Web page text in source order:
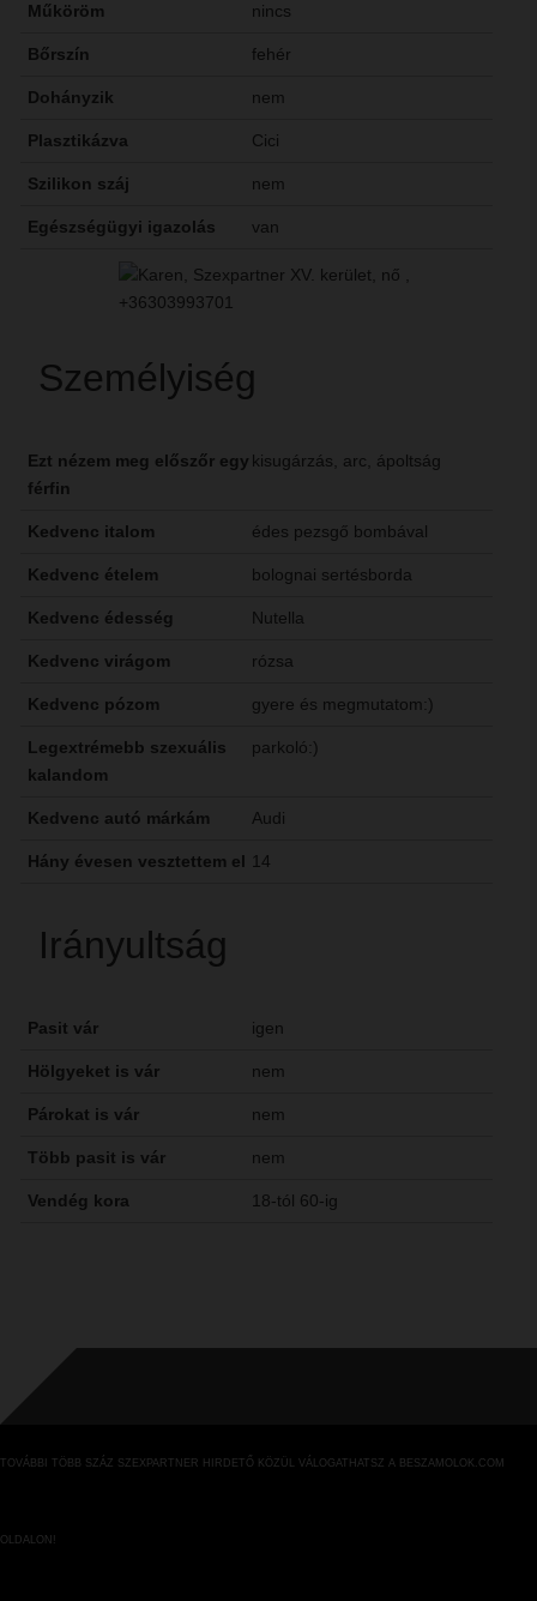
Műköröm nincs
Bőrszín fehér
Dohányzik nem
Plasztikázva Cici
Szilikon száj nem
Egészségügyi igazolás van
Személyiség
Ezt nézem meg előszőr egy
férfin
kisugárzás, arc, ápoltság
Kedvenc italom édes pezsgő bombával
Kedvenc ételem bolognai sertésborda
Kedvenc édesség Nutella
Kedvenc virágom rózsa
Kedvenc pózom gyere és megmutatom:)
Legextrémebb szexuális
kalandom
parkoló:)
Kedvenc autó márkám Audi
Hány évesen vesztettem el 14
Irányultság
Pasit vár igen
Hölgyeket is vár nem
Párokat is vár nem
Több pasit is vár nem
Vendég kora 18-tól 60-ig
TOVÁBBI TÖBB SZÁZ SZEXPARTNER HIRDETŐ KÖZÜL VÁLOGATHATSZ A BESZAMOLOK.COM
OLDALON!